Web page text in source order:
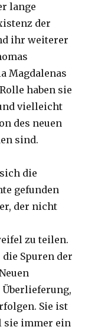
lange
der
ihr weiterer
Magdalenas
haben sie
vielleicht
des neuen
sind.
die
gefunden
der nicht
zu teilen.
Spuren der
Sie ist
sie immer ein